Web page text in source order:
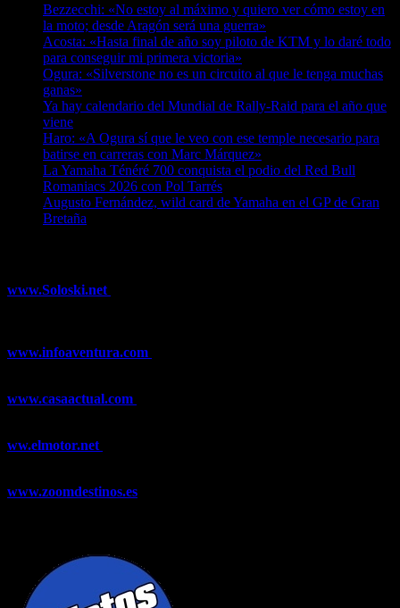
Bezzecchi: «No estoy al máximo y quiero ver cómo estoy en
la moto; desde Aragón será una guerra»
Acosta: «Hasta final de año soy piloto de KTM y lo daré todo
para conseguir mi primera victoria»
Ogura: «Silverstone no es un circuito al que le tenga muchas
ganas»
Ya hay calendario del Mundial de Rally-Raid para el año que
viene
Haro: «A Ogura sí que le veo con ese temple necesario para
batirse en carreras con Marc Márquez»
La Yamaha Ténéré 700 conquista el podio del Red Bull
Romaniacs 2026 con Pol Tarrés
Augusto Fernández, wild card de Yamaha en el GP de Gran
Bretaña
www.Soloski.net
www.infoaventura.com
www.casaactual.com
ww.elmotor.net
www.zoomdestinos.es